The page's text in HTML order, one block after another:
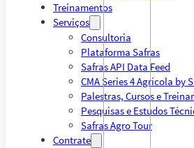
Treinamentos
Serviços
Consultoria
Plataforma Safras
Safras API Data Feed
CMA Series 4 Agrícola by
Palestras, Cursos e
Pesquisas e Estudos
Safras Agro Tour
Contrate